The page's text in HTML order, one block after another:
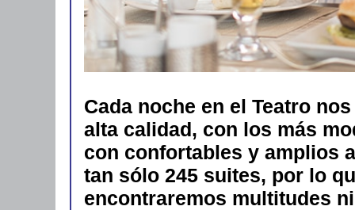
Cada noche en el Teatro
alta calidad, con los más
con confortables y amplios
tan sólo 245 suites, por lo
encontraremos multitudes